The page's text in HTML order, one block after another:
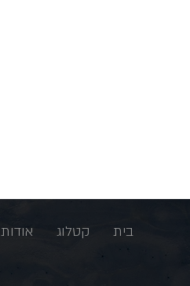
בית קטלוג אודות